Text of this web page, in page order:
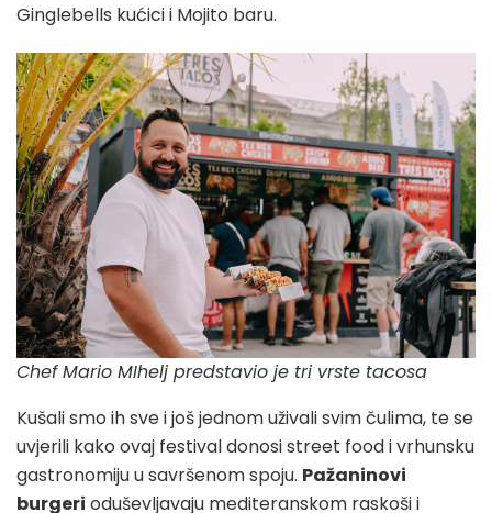
Ginglebells kućici i Mojito baru.
Chef Mario MIhelj predstavio je tri vrste tacosa
Kušali smo ih sve i još jednom uživali svim čulima, te se
uvjerili kako ovaj festival donosi street food i vrhunsku
gastronomiju u savršenom spoju. Pažaninovi
burgeri oduševljavaju mediteranskom raskoši i